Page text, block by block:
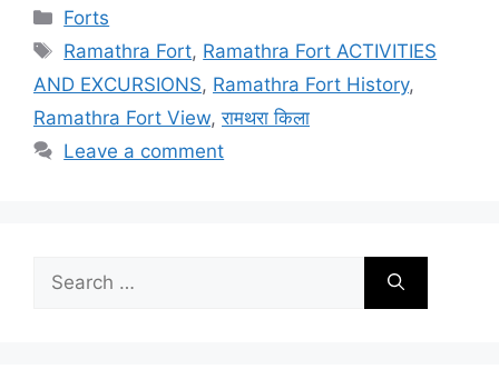
Categories
Forts
Tags
Ramathra Fort, Ramathra Fort ACTIVITIES
AND EXCURSIONS, Ramathra Fort History,
Ramathra Fort View,रामथरा किला
Leave a comment
for: